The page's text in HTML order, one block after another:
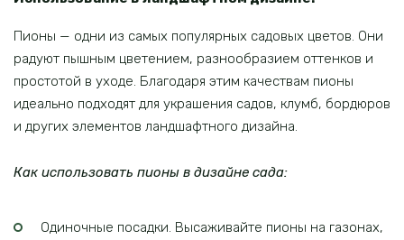
Пионы — одни из самых популярных садовых цветов. Они
радуют пышным цветением, разнообразием оттенков и
простотой в уходе. Благодаря этим качествам пионы
идеально подходят для украшения садов, клумб, бордюров
и других элементов ландшафтного дизайна.
Как использовать пионы в дизайне сада:
Одиночные посадки. Высаживайте пионы на газонах,